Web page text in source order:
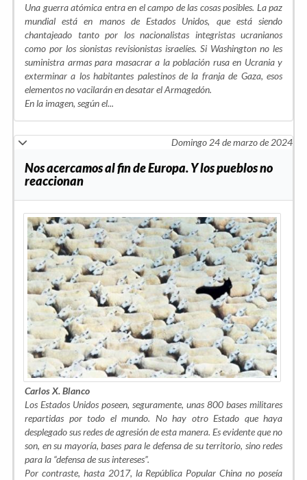
Una guerra atómica entra en el campo de las cosas posibles. La paz
mundial está en manos de Estados Unidos, que está siendo
chantajeado tanto por los nacionalistas integristas ucranianos
como por los sionistas revisionistas israelíes. Si Washington no les
suministra armas para masacrar a la población rusa en Ucrania y
exterminar a los habitantes palestinos de la franja de Gaza, esos
elementos no vacilarán en desatar el Armagedón.
En la imagen, según el...
Domingo 24 de marzo de 2024
Nos acercamos al fin de Europa. Y los pueblos no
reaccionan
Carlos X. Blanco
Los Estados Unidos poseen, seguramente, unas 800 bases militares
repartidas por todo el mundo. No hay otro Estado que haya
desplegado sus redes de agresión de esta manera. Es evidente que no
son, en su mayoría, bases para le defensa de su territorio, sino redes
para la “defensa de sus intereses”.
Por contraste, hasta 2017, la República Popular China no poseía